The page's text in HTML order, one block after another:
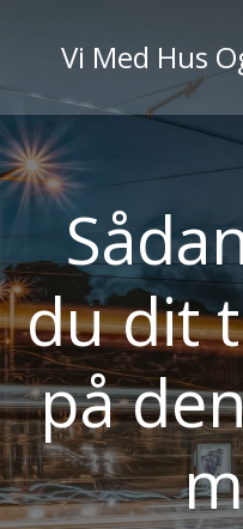
Vi Med Hus
du dit
på